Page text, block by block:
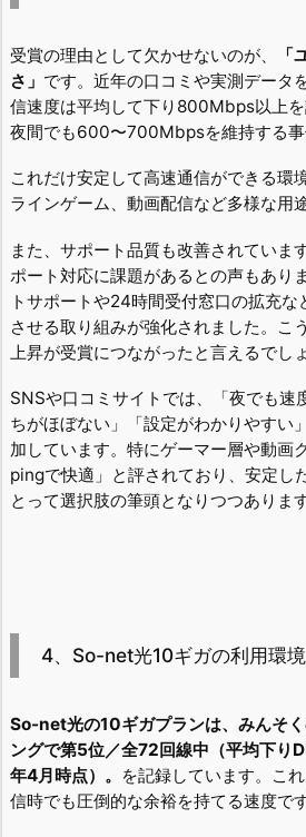
受賞の理由として欠かせないのが、
さ」 です。近年の口コミや実測データ
信速度は平均して下り800Mbps以上を
夜間でも600〜700Mbpsを維持する事
これだけ安定して高速通信ができる環
ラインゲーム、動画配信など多様な用
また、サポート品質も改善されていま
ポート対応に課題があるとの声もあり
トサポートや24時間受付窓口の拡充
させる取り組みが強化されました。こ
上昇が受賞につながったと言えるでしょ
SNSや口コミサイトでは、「夜でも速
ちがほぼない」「設定がわかりやすい
加しています。特にゲーマー層や動画
pingで快適」と評されており、安定し
とって選択肢の筆頭となりつつあります
4、So-net光10ギガの利用環
So-net光の10ギガプランは、みんそ
ングで第5位／全72回線中（平均下り
年4月時点）。
を記録しています。こ
信時でも圧倒的な余裕を持てる速度です